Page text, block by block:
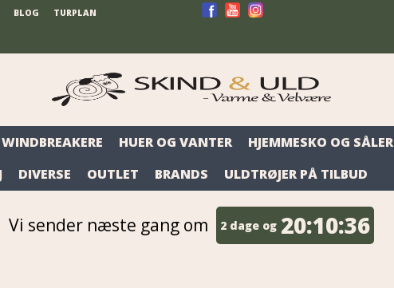
BLOG TURPLAN
HUER OG VANTER HJEMMESKO OG SÅLER
DIVERSE OUTLET BRANDS ULDTRØJER PÅ TILBUD
Vi sender næste gang om 2 dage og 20:10:36